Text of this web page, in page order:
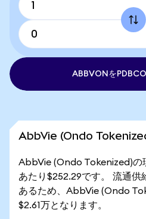
ABBVONを
AbbVie (Ondo
AbbVie (Ondo Tokenized)の
あたり$252.29です。 流通供
あるため、AbbVie (Ondo
$2.61万となります。